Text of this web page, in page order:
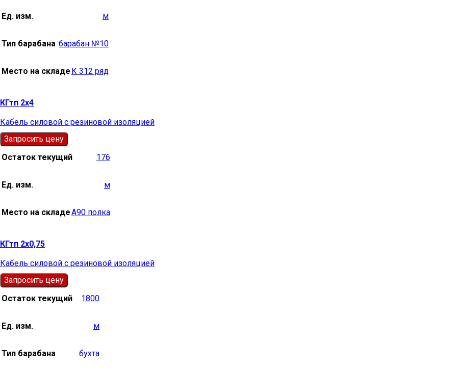
Ед. изм. м
Тип барабана барабан №10
Место на складе К 312 ряд
КГтп 2х4
Кабель силовой с резиновой изоляцией
Запросить цену
Остаток текущий
176
Ед. изм. м
Место на складеА90 полка
КГтп 2х0,75
Кабель силовой с резиновой изоляцией
Запросить цену
Остаток текущий
1800
Ед. изм. м
Тип барабана бухта